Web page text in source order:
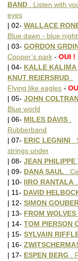
BAND . Listen with
eyes
| 02- WALLACE
Blue dawn - blue
| 03- GORDON
Cooper’s park - OUI !
| 04- KALLE KALIMA
KNUT REIERSRUD
Flying like eagles -
| 05- JOHN
Blue world
| 06- MILES DAVIS
Rubberband
| 07- ERIC LEGNINI .
strings under
| 08- JEAN PHILIPPE
| 09- DANA SAUL .
| 10- IIRO RANTALA
| 11- DAVID
| 12- SIMON
| 13- FROM
| 14- TOM PIERSON
| 15- SYLVAIN
| 16-
| 17- ESPEN BERG .